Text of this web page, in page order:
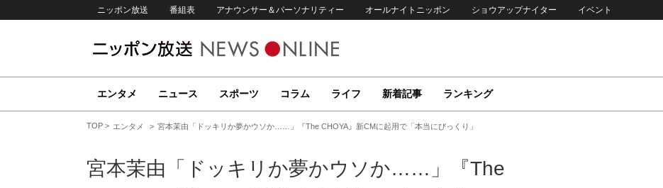
ニッポン放送 番組表 アナウンサー＆パーソナリティー オールナイトニッポン ショウアップナイター イベント
エンタメ ニュース スポーツ コラム ライフ 新着記事 ランキング
TOP エンタメ 宮本茉由「ドッキリか夢かウソか……」『The CHOYA』新CMに起用で「本当にびっくり」
宮本茉由「ドッキリか夢かウソか……」『The